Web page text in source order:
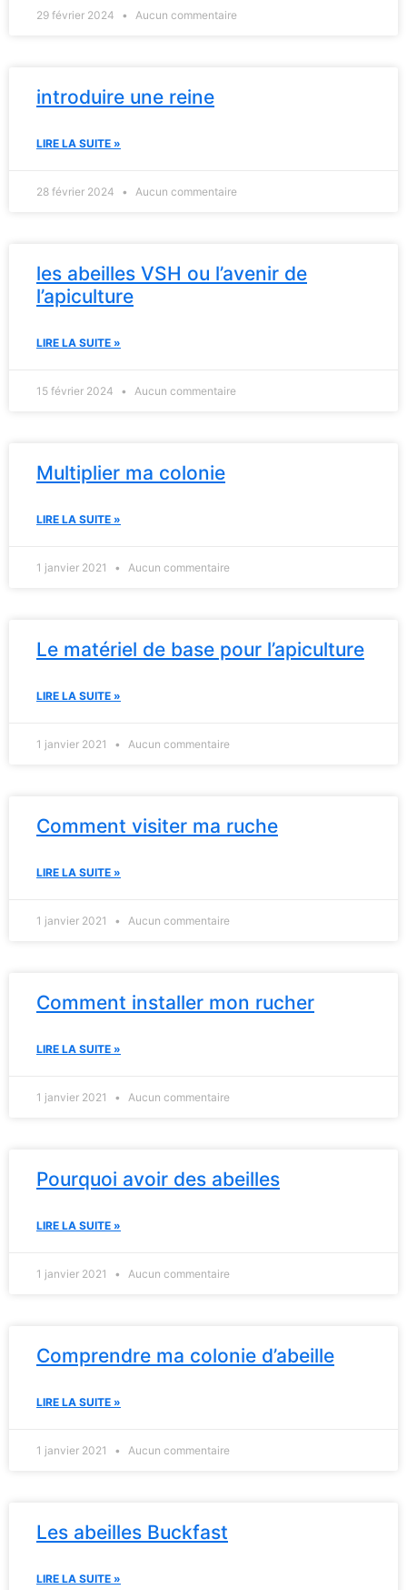
29 février 2024 Aucun commentaire
introduire une reine
LIRE LA SUITE »
28 février 2024 Aucun commentaire
les abeilles VSH ou l’avenir de
l’apiculture
LIRE LA SUITE »
15 février 2024 Aucun commentaire
Multiplier ma colonie
LIRE LA SUITE »
1 janvier 2021 Aucun commentaire
Le matériel de base pour l’apiculture
LIRE LA SUITE »
1 janvier 2021 Aucun commentaire
Comment visiter ma ruche
LIRE LA SUITE »
1 janvier 2021 Aucun commentaire
Comment installer mon rucher
LIRE LA SUITE »
1 janvier 2021 Aucun commentaire
Pourquoi avoir des abeilles
LIRE LA SUITE »
1 janvier 2021 Aucun commentaire
Comprendre ma colonie d’abeille
LIRE LA SUITE »
1 janvier 2021 Aucun commentaire
Les abeilles Buckfast
LIRE LA SUITE »